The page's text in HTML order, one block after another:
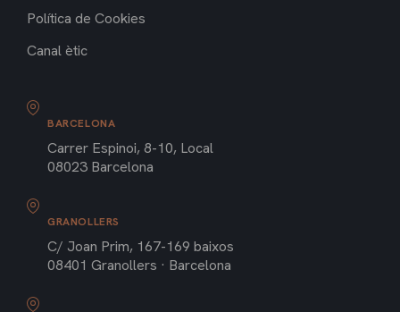
Política de Cookies
Canal ètic
BARCELONA
Carrer Espinoi, 8-10, Local
08023 Barcelona
GRANOLLERS
C/ Joan Prim, 167-169 baixos
08401 Granollers · Barcelona